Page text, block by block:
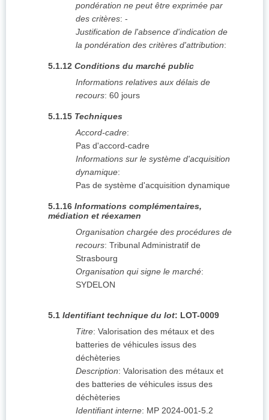
pondération ne peut être exprimée par
des critères: -
Justification de l'absence d'indication de
la pondération des critères d'attribution:
5.1.12 Conditions du marché public
Informations relatives aux délais de
recours: 60 jours
5.1.15 Techniques
Accord-cadre:
Pas d'accord-cadre
Informations sur le système d'acquisition
dynamique:
Pas de système d'acquisition dynamique
5.1.16 Informations complémentaires,
médiation et réexamen
Organisation chargée des procédures de
recours: Tribunal Administratif de
Strasbourg
Organisation qui signe le marché:
SYDELON
5.1 Identifiant technique du lot: LOT-0009
Titre: Valorisation des métaux et des
batteries de véhicules issus des
déchèteries
Description: Valorisation des métaux et
des batteries de véhicules issus des
déchèteries
Identifiant interne: MP 2024-001-5.2